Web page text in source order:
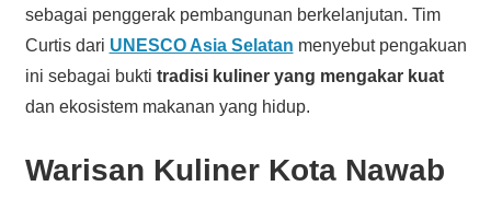
sebagai penggerak pembangunan berkelanjutan. Tim
Curtis dari UNESCO Asia Selatan menyebut pengakuan
ini sebagai bukti tradisi kuliner yang mengakar kuat
dan ekosistem makanan yang hidup.
Warisan Kuliner Kota Nawab